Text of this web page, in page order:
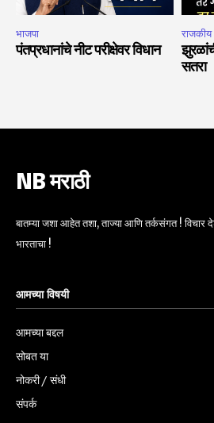
भाजपा
पंतप्रधानांचे नीट परीक्षेवर विधान
राजकीय
सतरा
NB मराठी
बातम्या जशा आहेत तशा, ताज्या आणि तर्कसंगत ! विचार
भारताचा !
आमच्या विषयी
आमच्या बद्दल
सोबत या
नोकरी / संधी
संपर्क